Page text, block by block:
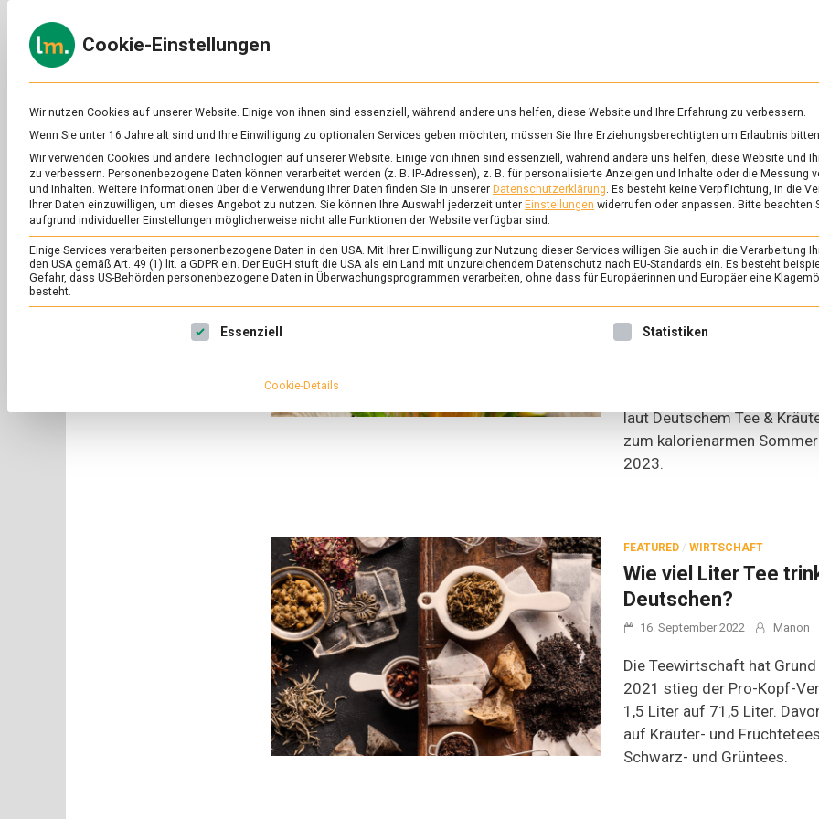
to
content
zu
&
Ernährung
SCHLAGWORT: TEEVERBAND
ERNÄHRUNG & GESUNDHEIT/
Cold Brew Tea als
des Jahres
Kalt zubereitete Tees,
strömen sie auf den Markt
laut Deutschem Tee &
zum kalorienarmen
2023.
FEATURED / WIRTSCHAFT
Wie viel Liter Tee
Deutschen?
16. September 2022 Manon
Die Teewirtschaft hat
2021 stieg der Pro-Kopf-
1,5 Liter auf 71,5 Liter.
auf Kräuter- und
Schwarz- und Grüntees.
Cookie-Einstellungen
Wir nutzen Cookies auf unserer Website. Einige von ihnen sind essenziell, während andere uns helfen, diese Website und Ihre Erfahrung zu verbessern.
Wenn Sie unter 16 Jahre alt sind und Ihre Einwilligung zu optionalen Services geben möchten, müssen Sie Ihre Erziehungsberechtigten um Erlaubnis
Wir verwenden Cookies und andere Technologien auf unserer Website. Einige von ihnen sind essenziell, während andere uns helfen, diese Website und
zu verbessern. Personenbezogene Daten können verarbeitet werden (z. B. IP-Adressen), z. B. für personalisierte Anzeigen und Inhalte oder die Messung
und Inhalten. Weitere Informationen über die Verwendung Ihrer Daten finden Sie in unserer Datenschutzerklärung. Es besteht keine Verpflichtung, in die
Ihrer Daten einzuwilligen, um dieses Angebot zu nutzen. Sie können Ihre Auswahl jederzeit unter Einstellungen widerrufen oder anpassen. Bitte beachten
aufgrund individueller Einstellungen möglicherweise nicht alle Funktionen der Website verfügbar sind.
Einige Services verarbeiten personenbezogene Daten in den USA. Mit Ihrer Einwilligung zur Nutzung dieser Services willigen Sie auch in die Verarbeitung
den USA gemäß Art. 49 (1) lit. a GDPR ein. Der EuGH stuft die USA als ein Land mit unzureichendem Datenschutz nach EU-Standards ein. Es besteht
Gefahr, dass US-Behörden personenbezogene Daten in Überwachungsprogrammen verarbeiten, ohne dass für Europäerinnen und Europäer eine
besteht.
Es folgt eine Liste der Service-Gruppen, für die eine Einwilligung erteilt werden kann. Die erste Service-Gruppe ist
Essenziell Statistiken
Cookie-Details